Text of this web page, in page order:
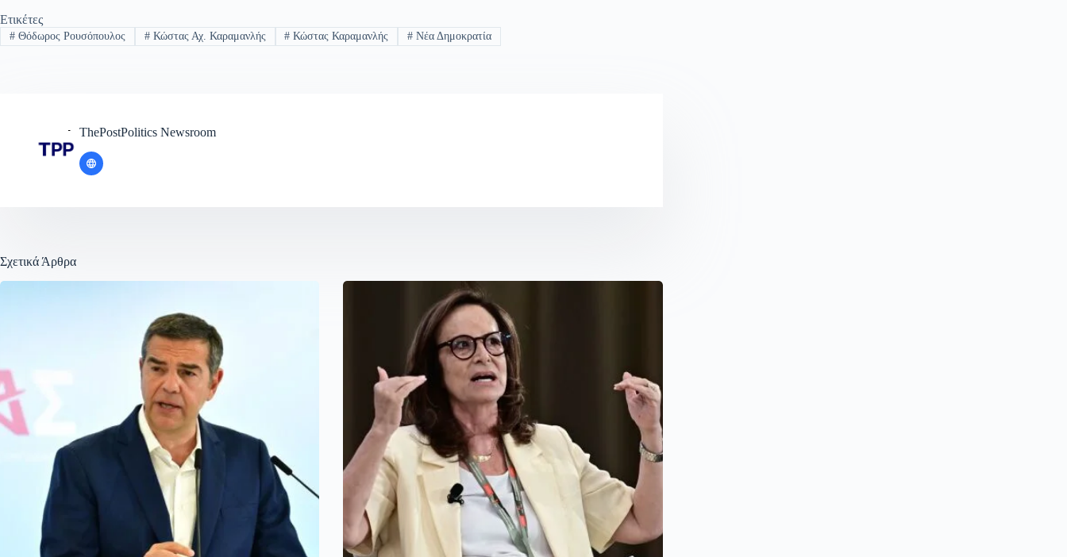
Ετικέτες
#Θόδωρος Ρουσόπουλος #Κώστας Αχ. Καραμανλής # Κώστας Καραμανλής # Νέα Δημοκρατία
ThePostPolitics Newsroom
Σχετικά Άρθρα